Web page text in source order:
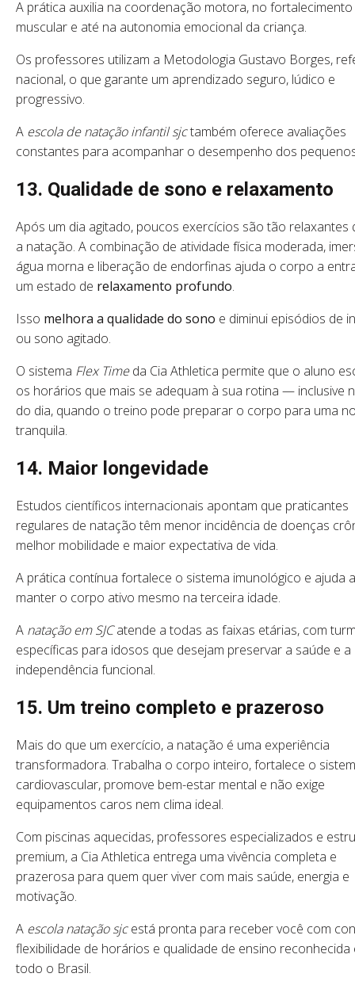
A prática auxilia na coordenação motora, no fortalecimento
muscular e até na autonomia emocional da criança.
Os professores utilizam a Metodologia Gustavo Borges,
nacional, o que garante um aprendizado seguro, lúdico e
progressivo.
A escola de natação infantil sjctambém oferece avaliações
constantes para acompanhar o desempenho dos
13. Qualidade de sono e relaxamento
Após um dia agitado, poucos exercícios são tão relaxantes
a natação. A combinação de atividade física moderada,
água morna e liberação de endorfinas ajuda o corpo a
um estado de relaxamento profundo.
Isso melhora a qualidade do sono e diminui episódios de
ou sono agitado.
O sistema Flex Timeda Cia Athletica permite que o aluno
os horários que mais se adequam à sua rotina — inclusive
do dia, quando o treino pode preparar o corpo para uma
tranquila.
14. Maior longevidade
Estudos científicos internacionais apontam que praticantes
regulares de natação têm menor incidência de doenças
melhor mobilidade e maior expectativa de vida.
A prática contínua fortalece o sistema imunológico e ajuda a
manter o corpo ativo mesmo na terceira idade.
A natação em SJCatende a todas as faixas etárias, com
específicas para idosos que desejam preservar a saúde e a
independência funcional.
15. Um treino completo e prazeroso
Mais do que um exercício, a natação é uma experiência
transformadora. Trabalha o corpo inteiro, fortalece o
cardiovascular, promove bem-estar mental e não exige
equipamentos caros nem clima ideal.
Com piscinas aquecidas, professores especializados e
premium, a Cia Athletica entrega uma vivência completa e
prazerosa para quem quer viver com mais saúde, energia e
motivação.
A escola natação sjcestá pronta para receber você com
flexibilidade de horários e qualidade de ensino reconhecida
todo o Brasil.